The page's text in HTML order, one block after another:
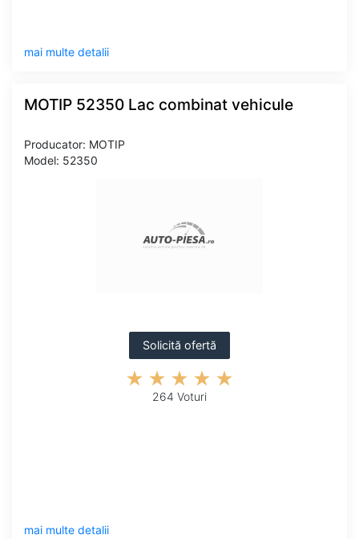
mai multe detalii
MOTIP 52350 Lac combinat vehicule
Producator: MOTIP
Model: 52350
Solicită ofertă
264 Voturi
mai multe detalii